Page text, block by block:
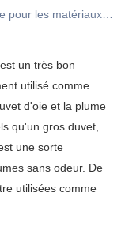
un très bon
utilisé comme
d'oie et la plume
qu'un gros duvet,
une sorte
sans odeur. De
utilisées comme
pour les matériaux